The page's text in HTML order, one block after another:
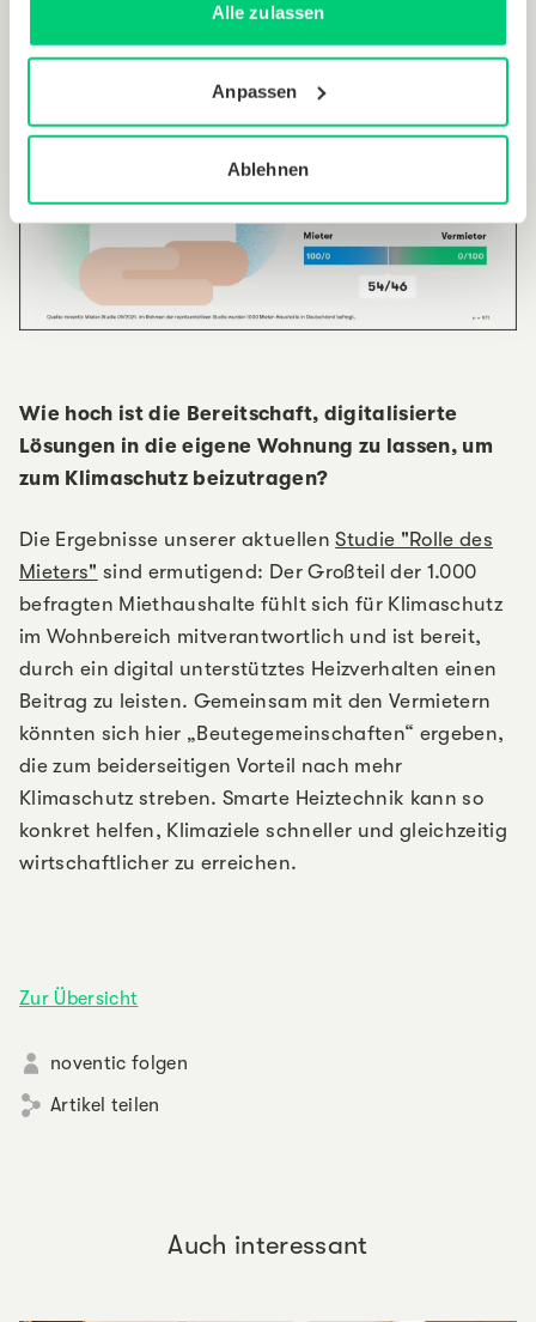
Alle zulassen
Anpassen
Ablehnen
Wie hoch ist die Bereitschaft, digitalisierte
Lösungen in die eigene Wohnung zu lassen, um
zum Klimaschutz beizutragen?
Die Ergebnisse unserer aktuellen Studie "Rolle des
Mieters" sind ermutigend: Der Großteil der 1.000
befragten Miethaushalte fühlt sich für Klimaschutz
im Wohnbereich mitverantwortlich und ist bereit,
durch ein digital unterstütztes Heizverhalten einen
Beitrag zu leisten. Gemeinsam mit den Vermietern
könnten sich hier „Beutegemeinschaften“ ergeben,
die zum beiderseitigen Vorteil nach mehr
Klimaschutz streben. Smarte Heiztechnik kann so
konkret helfen, Klimaziele schneller und gleichzeitig
wirtschaftlicher zu erreichen.
Zur Übersicht
noventic folgen
Artikel teilen
Auch interessant